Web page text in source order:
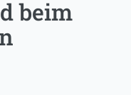
beim